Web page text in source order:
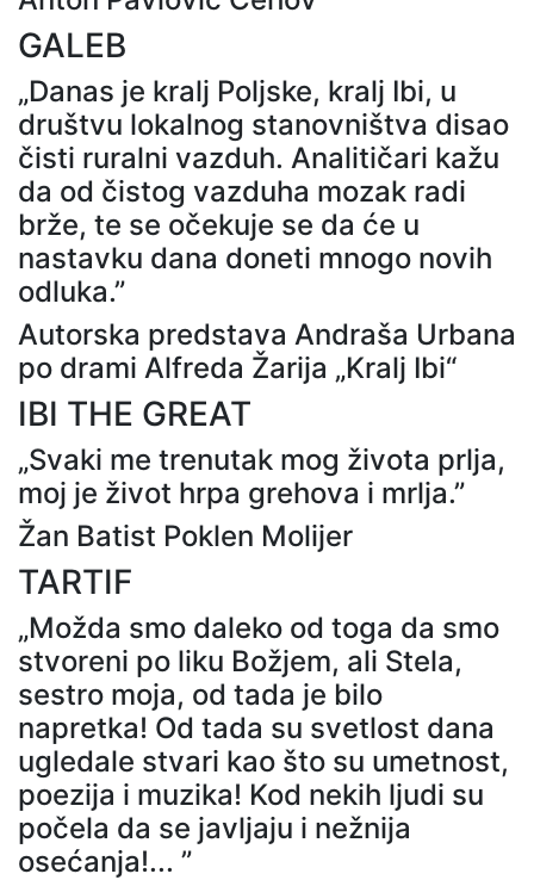
GALEB
„Danas je kralj Poljske, kralj Ibi, u
društvu lokalnog stanovništva disao
čisti ruralni vazduh. Analitičari kažu
da od čistog vazduha mozak radi
brže, te se očekuje se da će u
nastavku dana doneti mnogo novih
odluka.”
Autorska predstava Andraša Urbana
po drami Alfreda Žarija „Kralj Ibi“
IBI THE GREAT
„Svaki me trenutak mog života prlja,
moj je život hrpa grehova i mrlja.”
Žan Batist Poklen Molijer
TARTIF
„Možda smo daleko od toga da smo
stvoreni po liku Božjem, ali Stela,
sestro moja, od tada je bilo
napretka! Od tada su svetlost dana
ugledale stvari kao što su umetnost,
poezija i muzika! Kod nekih ljudi su
počela da se javljaju i nežnija
osećanja!... ”